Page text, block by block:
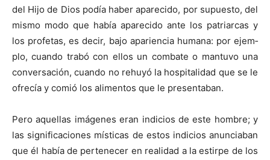
del Hijo de Dios podía haber aparecido, por supuesto, del
mismo modo que había aparecido ante los patriarcas y
los profetas, es decir, bajo apariencia humana: por ejem­
plo, cuando trabó con ellos un combate o mantuvo una
conversación, cuando no rehuyó la hospitalidad que se le
ofrecía y comió los alimentos que le presentaban.
Pero aquellas imágenes eran indicios de este hombre; y
las significaciones místicas de estos indicios anunciaban
que él había de pertenecer en realidad a la estirpe de los